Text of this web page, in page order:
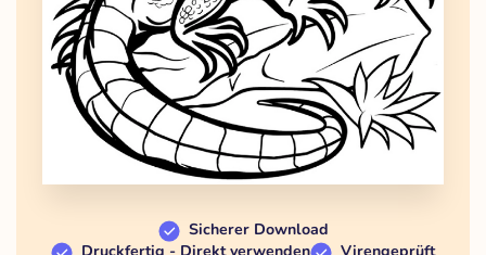
Sicherer Download